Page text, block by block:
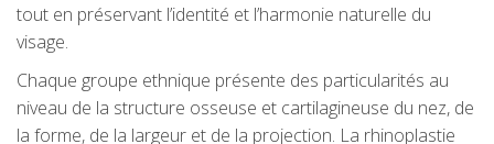
tout en préservant l’identité et l’harmonie naturelle du
visage.
Chaque groupe ethnique présente des particularités au
niveau de la structure osseuse et cartilagineuse du nez, de
la forme, de la largeur et de la projection. La rhinoplastie